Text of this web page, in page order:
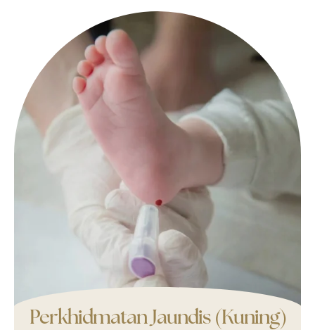
Perkhidmatan Jaundis (Kuning)